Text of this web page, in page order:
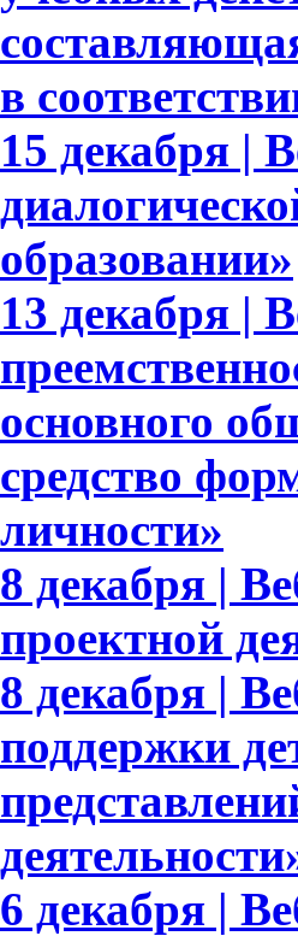
в
15 декабря |
образовании»
13 декабря |
основного
средство
личности»
8 декабря |
проектной
8 декабря |
поддержки
6 декабря |